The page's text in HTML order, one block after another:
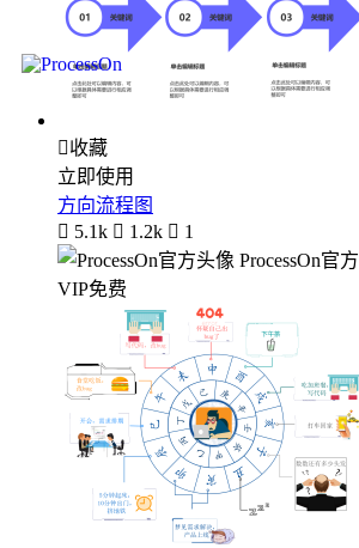
收藏
立即使用
方向流程图
 5.1k  1.2k  1
ProcessOn官方
VIP免费